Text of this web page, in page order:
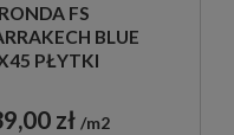
FS
BLUE
PŁYTKI
zł m2